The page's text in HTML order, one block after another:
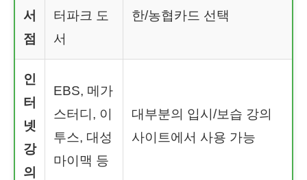
서
점
터파크 도
서
한/농협카드 선택
인
터
넷
강
의
EBS, 메가
스터디, 이
투스, 대성
마이맥 등
대부분의 입시/보습 강의
사이트에서 사용 가능